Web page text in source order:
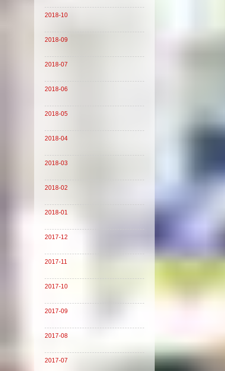
2018-10
2018-09
2018-07
2018-06
2018-05
2018-04
2018-03
2018-02
2018-01
2017-12
2017-11
2017-10
2017-09
2017-08
2017-07